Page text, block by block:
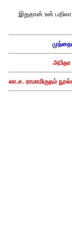
இதுதான் உன்
அபிதா
லா.ச. ராமாமிருதம்